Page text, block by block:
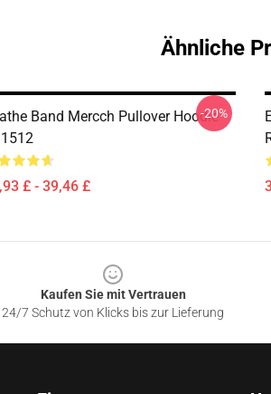
Ähnliche
Band Mercch Pullover Hoodie
£ - 39,46 £
-20%
Kaufen Sie mit Vertrauen
24/7 Schutz von Klicks bis zur Lieferung